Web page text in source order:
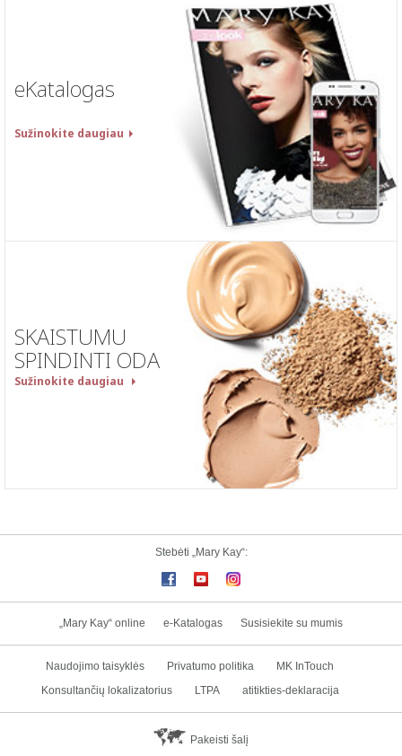
eKatalogas
Sužinokite daugiau
SKAISTUMU
SPINDINTI ODA
Sužinokite daugiau
Stebėti „Mary Kay“:
„Mary Kay“ online e-Katalogas Susisiekite su mumis
Naudojimo taisyklės Privatumo politika
MK InTouch
Konsultančių lokalizatorius
LTPA atitikties-deklaracija
Pakeisti šalį